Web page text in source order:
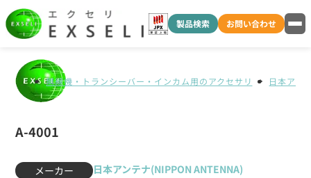
製品検索 お問い合わせ
無線機・トランシーバー・インカム用のアクセサリ 日本アン
A-4001
メーカー
日本アンテナ(NIPPON ANTENNA)